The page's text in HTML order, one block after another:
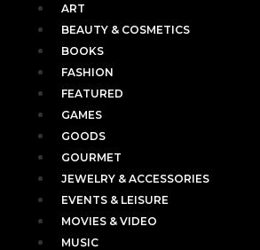
ART
BEAUTY & COSMETICS
BOOKS
FASHION
FEATURED
GAMES
GOODS
GOURMET
JEWELRY & ACCESSORIES
EVENTS & LEISURE
MOVIES & VIDEO
MUSIC